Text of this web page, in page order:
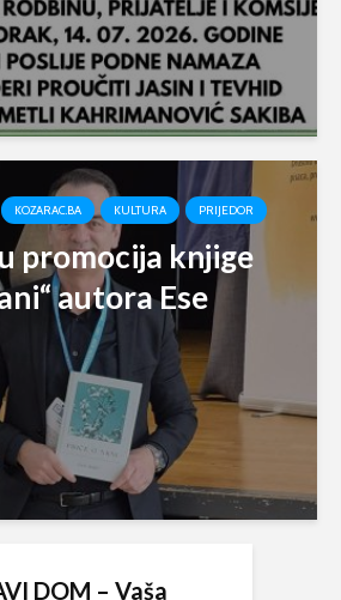
KOZARAC.BA KULTURA PRIJEDOR
promocija knjige
autora Ese
DOM – Vaša